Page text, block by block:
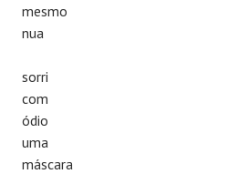
mesmo
nua
sorri
com
ódio
uma
máscara